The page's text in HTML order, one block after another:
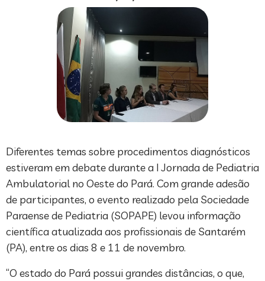
Diferentes temas sobre procedimentos diagnósticos
estiveram em debate durante a I Jornada de Pediatria
Ambulatorial no Oeste do Pará. Com grande adesão
de participantes, o evento realizado pela Sociedade
Paraense de Pediatria (SOPAPE) levou informação
científica atualizada aos profissionais de Santarém
(PA), entre os dias 8 e 11 de novembro.
“O estado do Pará possui grandes distâncias, o que,